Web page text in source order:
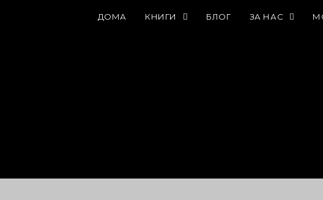
ДОМА КНИГИ БЛОГ ЗА НАС